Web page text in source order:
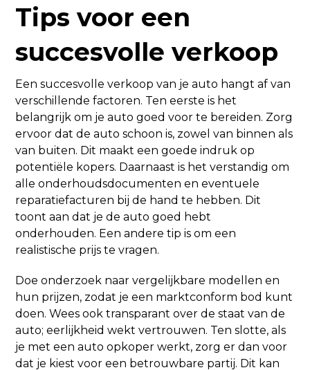
Tips voor een
succesvolle verkoop
Een succesvolle verkoop van je auto hangt af van
verschillende factoren. Ten eerste is het
belangrijk om je auto goed voor te bereiden. Zorg
ervoor dat de auto schoon is, zowel van binnen als
van buiten. Dit maakt een goede indruk op
potentiële kopers. Daarnaast is het verstandig om
alle onderhoudsdocumenten en eventuele
reparatiefacturen bij de hand te hebben. Dit
toont aan dat je de auto goed hebt
onderhouden. Een andere tip is om een
realistische prijs te vragen.
Doe onderzoek naar vergelijkbare modellen en
hun prijzen, zodat je een marktconform bod kunt
doen. Wees ook transparant over de staat van de
auto; eerlijkheid wekt vertrouwen. Ten slotte, als
je met een auto opkoper werkt, zorg er dan voor
dat je kiest voor een betrouwbare partij. Dit kan